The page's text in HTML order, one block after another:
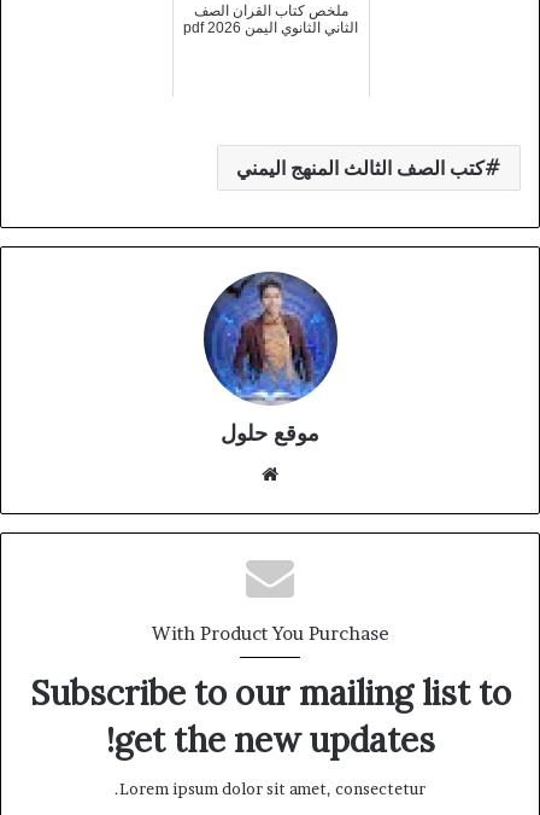
ملخص كتاب القران الصف
الثاني الثانوي اليمن 2026 pdf
كتب الصف الثالث المنهج اليمني
موقع حلول
With Product You Purchase
Subscribe to our mailing list to
get the new updates!
Lorem ipsum dolor sit amet, consectetur.